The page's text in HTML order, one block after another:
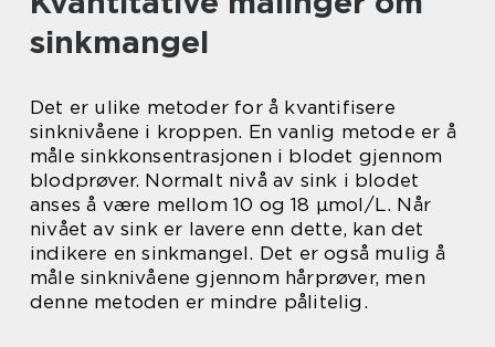
sinkmangel
Det er ulike metoder for å kvantifisere
sinknivåene i kroppen. En vanlig metode er å
måle sinkkonsentrasjonen i blodet gjennom
blodprøver. Normalt nivå av sink i blodet
anses å være mellom 10 og 18 μmol/L. Når
nivået av sink er lavere enn dette, kan det
indikere en sinkmangel. Det er også mulig å
måle sinknivåene gjennom hårprøver, men
denne metoden er mindre pålitelig.